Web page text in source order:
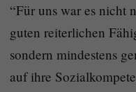
“Für uns war es nicht
guten reiterlichen
sondern mindestens
auf ihre